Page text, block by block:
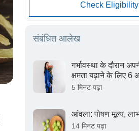
Check Eligibility
संबंधित आलेख
गर्भावस्था के दौरान
क्षमता बढ़ाने के लिए 6
5 मिनट पढ़ा
आंवला: पोषण मूल्य,
14 मिनट पढ़ा